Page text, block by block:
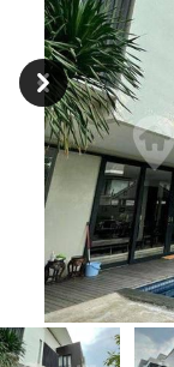
Previous
Next